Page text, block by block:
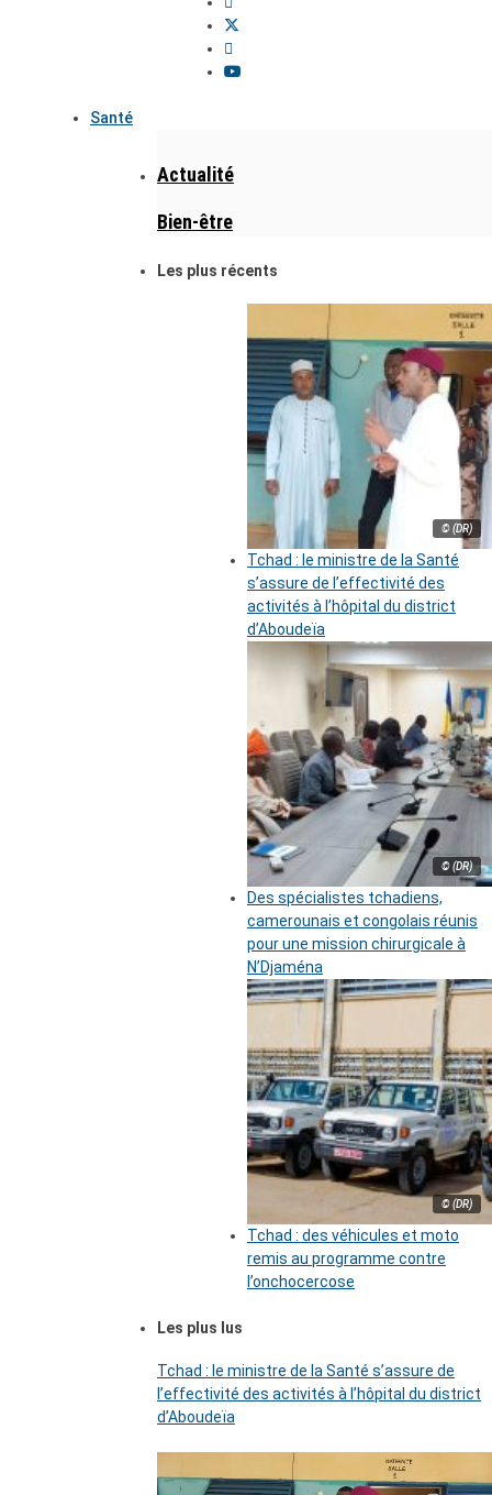
Santé
Actualité
Bien-être
Les plus récents
© (DR)
Tchad : le ministre de la Santé
s’assure de l’effectivité des
activités à l’hôpital du district
d’Aboudeïa
© (DR)
Des spécialistes tchadiens,
camerounais et congolais réunis
pour une mission chirurgicale à
N’Djaména
© (DR)
Tchad : des véhicules et moto
remis au programme contre
l’onchocercose
Les plus lus
Tchad : le ministre de la Santé s’assure de
l’effectivité des activités à l’hôpital du district
d’Aboudeïa